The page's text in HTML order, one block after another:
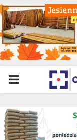
PRIMARY
MENU